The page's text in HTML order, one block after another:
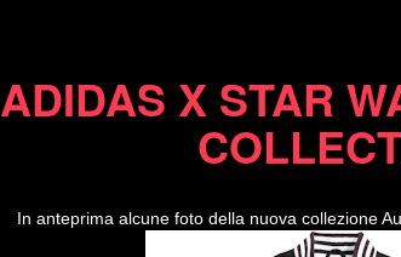
ADIDAS X STAR
In anteprima alcune foto della nuova collezione